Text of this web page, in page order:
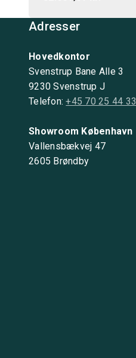
Adresser
Hovedkontor
Svenstrup Bane Alle 3
9230 Svenstrup J
Telefon:+45 70 25 44 33
Showroom København
Vallensbækvej 47
2605 Brøndby